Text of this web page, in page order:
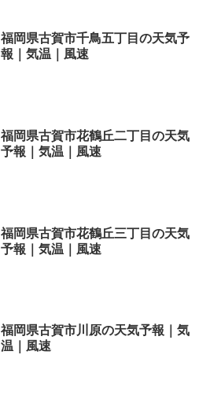
福岡県古賀市千鳥五丁目の天気予
報｜気温｜風速
福岡県古賀市花鶴丘二丁目の天気
予報｜気温｜風速
福岡県古賀市花鶴丘三丁目の天気
予報｜気温｜風速
福岡県古賀市川原の天気予報｜気
温｜風速